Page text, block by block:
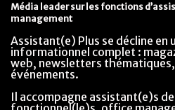
Média leader sur les fonctions
management
Assistant(e) Plus se décline en
informationnel complet :
web, newsletters
événements.
Il accompagne assistant(e)s